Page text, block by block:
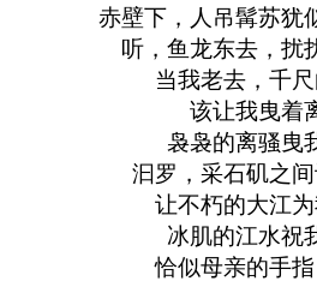
赤壁下，人吊髯苏犹
听，鱼龙东去，扰
当我老去，千
该让我曳着
袅袅的离骚曳
汩罗，采石矶之
让不朽的大江
冰肌的江水祝
恰似母亲的手